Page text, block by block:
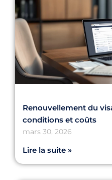
Renouvellement du
conditions et coûts
mars 30, 2026
Lire la suite »